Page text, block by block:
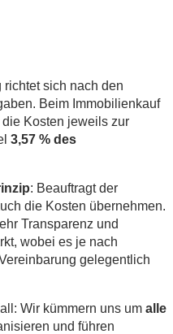
sich nach den
Beim Immobilienkauf
Kosten jeweils zur
3,57 % des
: Beauftragt der
die Kosten übernehmen.
Transparenz und
wobei es je nach
gelegentlich
Wir kümmern uns um alle
und führen